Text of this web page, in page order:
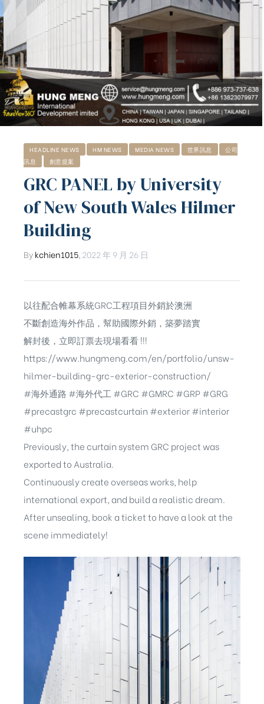
HEADLINE NEWS HM NEWS MEDIA NEWS 世界訊息
公司
訊息
創意提案
GRC PANEL by University
of New South Wales Hilmer
Building
Bykchien1015 2022 年 9 月 26 日
以往配合帷幕系統GRC工程項目外銷於澳洲
不斷創造海外作品，幫助國際外銷，築夢踏實
解封後，立即訂票去現場看看 !!!
https://www.hungmeng.com/en/portfolio/unsw-
hilmer-building-grc-exterior-construction/
#海外通路 #海外代工 #GRC #GMRC #GRP#GRG
#precastgrc #precastcurtain #exterior#interior
#uhpc
Previously, the curtain system GRC project was
exported to Australia.
Continuously create overseas works, help
international export, and build a realistic dream.
After unsealing, book a ticket to have a look at the
scene immediately!